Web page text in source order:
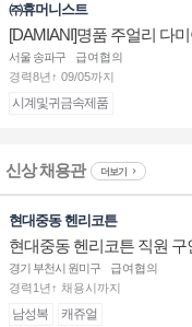
㈜휴머니스트
[DAMIANI]명품 주얼리 다
부점장/판매사원 채용
서울 송파구
급여협의
경력8년↑ 09/05까지
시계및귀금속제품
신상 채용관 더보기
현대중동 헨리코튼
현대중동 헨리코튼 직원 구
경기 부천시 원미구
급여협의
경력1년↑ 채용시까지
남성복 캐쥬얼